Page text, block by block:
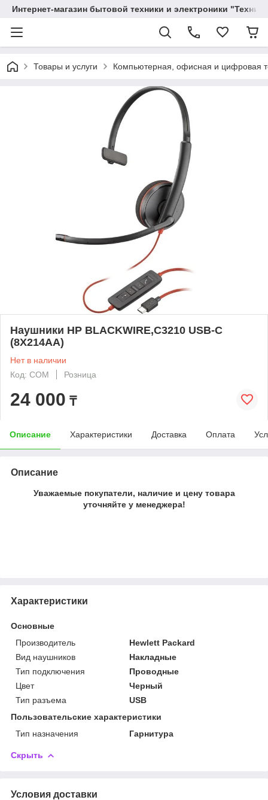
Интернет-магазин бытовой техники и электроники
Товары и услуги Компьютерная, офисная и цифровая
Наушники HP BLACKWIRE,C3210 USB-C
(8X214AA)
Нет в наличии
Код: COM
Розница
24 000 ₸
Описание Характеристики Доставка Оплата
Описание
Уважаемые покупатели, наличие и цену товара
уточняйте у менеджера!
Характеристики
Основные
Производитель
Hewlett Packard
Вид наушников
Накладные
Тип подключения
Проводные
Цвет
Черный
Тип разъема
USB
Пользовательские характеристики
Тип назначения
Гарнитура
Скрыть
Условия доставки